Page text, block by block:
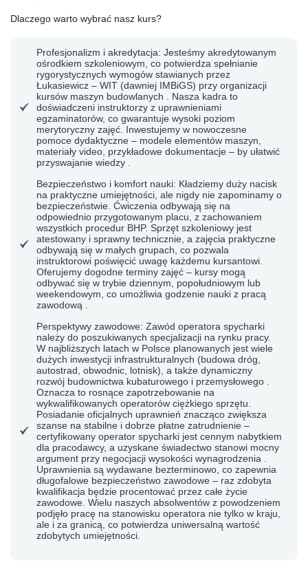
Dlaczego warto wybrać nasz kurs?
Profesjonalizm i akredytacja: Jesteśmy akredytowanym
ośrodkiem szkoleniowym, co potwierdza spełnianie
rygorystycznych wymogów stawianych przez
Łukasiewicz – WIT (dawniej IMBiGS) przy organizacji
kursów maszyn budowlanych . Nasza kadra to
doświadczeni instruktorzy z uprawnieniami
egzaminatorów, co gwarantuje wysoki poziom
merytoryczny zajęć. Inwestujemy w nowoczesne
pomoce dydaktyczne – modele elementów maszyn,
materiały video, przykładowe dokumentacje – by ułatwić
przyswajanie wiedzy .
Bezpieczeństwo i komfort nauki: Kładziemy duży nacisk
na praktyczne umiejętności, ale nigdy nie zapominamy o
bezpieczeństwie. Ćwiczenia odbywają się na
odpowiednio przygotowanym placu, z zachowaniem
wszystkich procedur BHP. Sprzęt szkoleniowy jest
atestowany i sprawny technicznie, a zajęcia praktyczne
odbywają się w małych grupach, co pozwala
instruktorowi poświęcić uwagę każdemu kursantowi.
Oferujemy dogodne terminy zajęć – kursy mogą
odbywać się w trybie dziennym, popołudniowym lub
weekendowym, co umożliwia godzenie nauki z pracą
zawodową .
Perspektywy zawodowe: Zawód operatora spycharki
należy do poszukiwanych specjalizacji na rynku pracy.
W najbliższych latach w Polsce planowanych jest wiele
dużych inwestycji infrastrukturalnych (budowa dróg,
autostrad, obwodnic, lotnisk), a także dynamiczny
rozwój budownictwa kubaturowego i przemysłowego .
Oznacza to rosnące zapotrzebowanie na
wykwalifikowanych operatorów ciężkiego sprzętu.
Posiadanie oficjalnych uprawnień znacząco zwiększa
szanse na stabilne i dobrze płatne zatrudnienie –
certyfikowany operator spycharki jest cennym nabytkiem
dla pracodawcy, a uzyskane świadectwo stanowi mocny
argument przy negocjacji wysokości wynagrodzenia .
Uprawnienia są wydawane bezterminowo, co zapewnia
długofalowe bezpieczeństwo zawodowe – raz zdobyta
kwalifikacja będzie procentować przez całe życie
zawodowe. Wielu naszych absolwentów z powodzeniem
podjęło pracę na stanowisku operatora nie tylko w kraju,
ale i za granicą, co potwierdza uniwersalną wartość
zdobytych umiejętności.